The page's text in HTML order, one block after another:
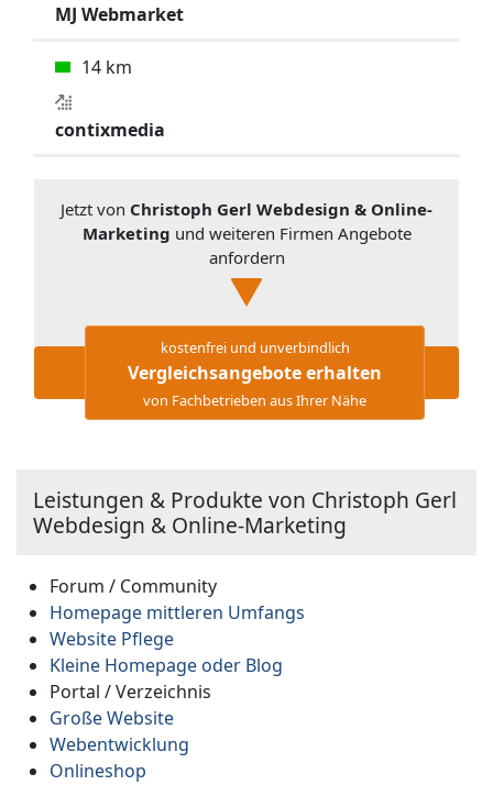
MJ Webmarket
14 km
contixmedia
Jetzt von Christoph Gerl Webdesign & Online-
Marketing und weiteren Firmen Angebote
anfordern
kostenfrei und unverbindlich
Vergleichsangebote erhalten
von Fachbetrieben aus Ihrer Nähe
Leistungen & Produkte von Christoph Gerl
Webdesign & Online-Marketing
Forum / Community
Homepage mittleren Umfangs
Website Pflege
Kleine Homepage oder Blog
Portal / Verzeichnis
Große Website
Webentwicklung
Onlineshop